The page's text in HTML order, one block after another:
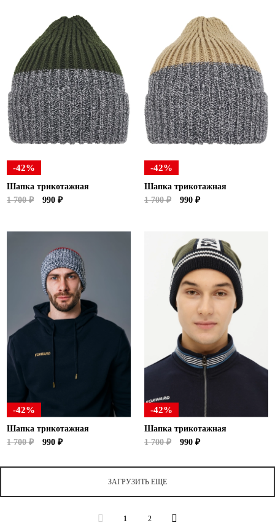
-42%
Шапка трикотажная
1 700 ₽
990 ₽
-42%
Шапка трикотажная
1 700 ₽
990 ₽
-42%
Шапка трикотажная
1 700 ₽
990 ₽
-42%
Шапка трикотажная
1 700 ₽
990 ₽
ЗАГРУЗИТЬ ЕЩЕ
1 2